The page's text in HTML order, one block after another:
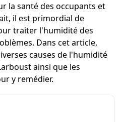
la santé des occupants et
il est primordial de
traiter l'humidité des
Dans cet article,
causes de l'humidité
ainsi que les
y remédier.